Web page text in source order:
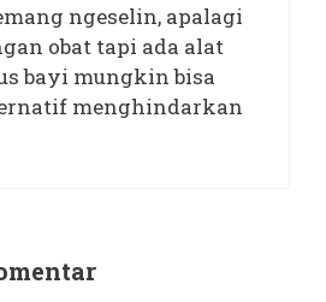
ngeselin, apalagi
obat tapi ada alat
bayi mungkin bisa
menghindarkan